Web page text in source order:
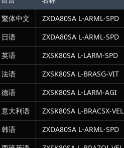
繁体中文
ZXDA80SA L-ARML-SPD
日语
ZXDA80SA L-ARML-SPD
英语
ZXSK80SA L-LARM-SPD
法语
ZXSK80SA L-BRASG-VIT
德语
ZXSK80SA L-LARM-AGI
意大利语
ZXSK80SA L-BRACSX-VEL
韩语
ZXDA80SA L-ARML-SPD